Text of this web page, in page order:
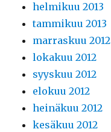
helmikuu 2013
tammikuu 2013
marraskuu 2012
lokakuu 2012
syyskuu 2012
elokuu 2012
heinäkuu 2012
kesäkuu 2012